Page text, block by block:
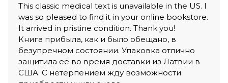
This classic medical text is unavailable in the US. I
was so pleased to find it in your online bookstore.
It arrived in pristine condition. Thank you!
Книга прибыла, как и было обещано, в
безупречном состоянии. Упаковка отлично
защитила её во время доставки из Латвии в
США. С нетерпением жду возможности